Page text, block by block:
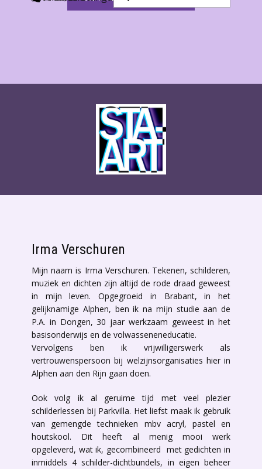
Irma Verschuren
Mijn naam is Irma Verschuren. Tekenen, schilderen,
muziek en dichten zijn altijd de rode draad geweest
in mijn leven. Opgegroeid in Brabant, in het
gelijknamige Alphen, ben ik na mijn studie aan de
P.A. in Dongen, 30 jaar werkzaam geweest in het
basisonderwijs en de volwasseneneducatie.
Vervolgens ben ik vrijwilligerswerk als
vertrouwenspersoon bij welzijnsorganisaties hier in
Alphen aan den Rijn gaan doen.
Ook volg ik al geruime tijd met veel plezier
schilderlessen bij Parkvilla. Het liefst maak ik gebruik
van gemengde technieken mbv acryl, pastel en
houtskool. Dit heeft al menig mooi werk
opgeleverd, wat ik, gecombineerd met gedichten in
inmiddels 4 schilder-dichtbundels, in eigen beheer